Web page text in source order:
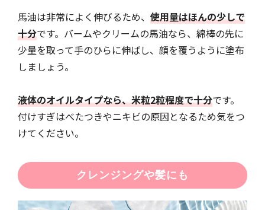
馬油は非常によく伸びるため、 使用量はほんの少しで
十分です。バームやクリームの馬油なら、綿棒の先に
少量を取って手のひらに伸ばし、顔を覆うように塗布
しましょう。
液体のオイルタイプなら、米粒2粒程度で十分です。
付けすぎはべたつきやニキビの原因となるため気をつ
けてください。
クレンジングや髪にも